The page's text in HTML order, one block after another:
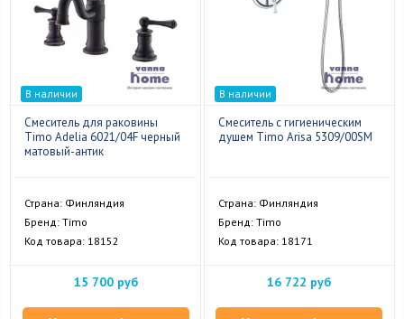
В наличии
Смеситель для раковины
Timo Adelia 6021/04F черный
матовый-антик
Страна: Финляндия
Бренд: Timo
Код товара: 18152
15 700 руб
В наличии
Смеситель с гигиеническим
душем Timo Arisa 5309/00SM
Страна: Финляндия
Бренд: Timo
Код товара: 18171
16 722 руб